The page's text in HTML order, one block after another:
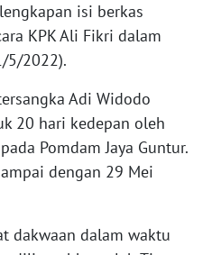
isi berkas
KPK Ali Fikri dalam
5/2022).
Adi Widodo
20 hari kedepan oleh
Pomdam Jaya Guntur.
dengan 29 Mei
dakwaan dalam waktu